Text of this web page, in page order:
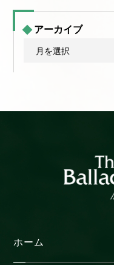
アーカイブ
ブ
ホーム